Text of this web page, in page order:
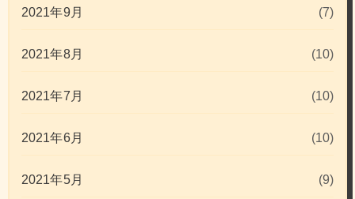
2021年9月 (7)
2021年8月 (10)
2021年7月 (10)
2021年6月 (10)
2021年5月 (9)